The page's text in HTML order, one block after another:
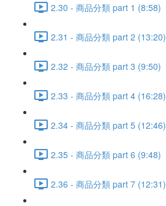
2.30 - 商品分類 part 1 (8:58)
2.31 - 商品分類 part 2 (13:20)
2.32 - 商品分類 part 3 (9:50)
2.33 - 商品分類 part 4 (16:28)
2.34 - 商品分類 part 5 (12:46)
2.35 - 商品分類 part 6 (9:48)
2.36 - 商品分類 part 7 (12:31)